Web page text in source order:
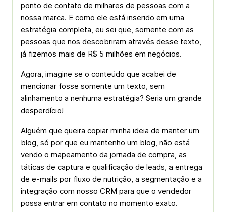
ponto de contato de milhares de pessoas com a
nossa marca. E como ele está inserido em uma
estratégia completa, eu sei que, somente com as
pessoas que nos descobriram através desse texto,
já fizemos mais de R$ 5 milhões em negócios.
Agora, imagine se o conteúdo que acabei de
mencionar fosse somente um texto, sem
alinhamento a nenhuma estratégia? Seria um grande
desperdício!
Alguém que queira copiar minha ideia de manter um
blog, só por que eu mantenho um blog, não está
vendo o mapeamento da jornada de compra, as
táticas de captura e qualificação de leads, a entrega
de e-mails por fluxo de nutrição, a segmentação e a
integração com nosso CRM para que o vendedor
possa entrar em contato no momento exato.